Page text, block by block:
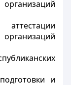
аттестации
и